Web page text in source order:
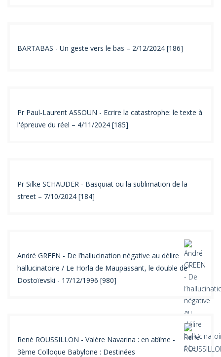
BARTABAS - Un geste vers le bas – 2/12/2024 [186]
Pr Paul-Laurent ASSOUN - Ecrire la catastrophe: le texte à
l'épreuve du réel – 4/11/2024 [185]
Pr Silke SCHAUDER - Basquiat ou la sublimation de la
street – 7/10/2024 [184]
André GREEN - De l’hallucination négative au délire
hallucinatoire / Le Horla de Maupassant, le double de
Dostoïevski - 17/12/1996 [980]
René ROUSSILLON - Valère Navarina : en abîme -
3ème Colloque Babylone : Destinées